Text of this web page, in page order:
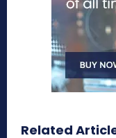
Related